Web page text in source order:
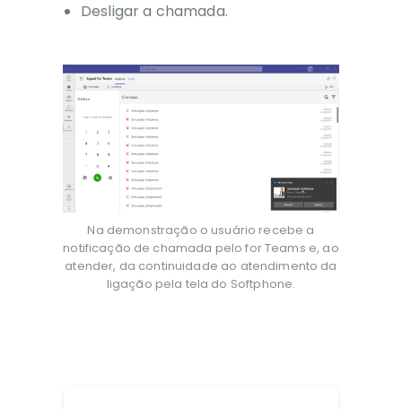
Desligar a chamada.
Na demonstração o usuário recebe a
notificação de chamada pelo for Teams e, ao
atender, da continuidade ao atendimento da
ligação pela tela do Softphone.